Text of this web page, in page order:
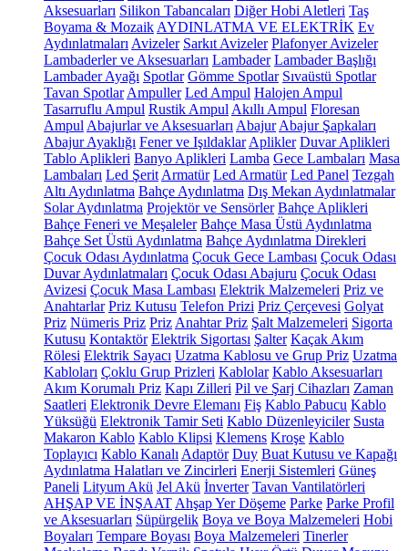
Aksesuarları Silikon Tabancaları Diğer Hobi Aletleri Taş
Boyama & Mozaik AYDINLATMA VE ELEKTRİK Ev
Aydınlatmaları Avizeler Sarkıt Avizeler Plafonyer Avizeler
Lambaderler ve Aksesuarları Lambader Lambader Başlığı
Lambader Ayağı Spotlar Gömme Spotlar Sıvaüstü Spotlar
Tavan Spotlar Ampuller Led Ampul Halojen Ampul
Tasarruflu Ampul Rustik Ampul Akıllı Ampul Floresan
Ampul Abajurlar ve Aksesuarları Abajur Abajur Şapkaları
Abajur Ayaklığı Fener ve Işıldaklar Aplikler Duvar Aplikleri
Tablo Aplikleri Banyo Aplikleri Lamba Gece Lambaları Masa
Lambaları Led Şerit Armatür Led Armatür Led Panel Tezgah
Altı Aydınlatma Bahçe Aydınlatma Dış Mekan Aydınlatmalar
Solar Aydınlatma Projektör ve Sensörler Bahçe Aplikleri
Bahçe Feneri ve Meşaleler Bahçe Masa Üstü Aydınlatma
Bahçe Set Üstü Aydınlatma Bahçe Aydınlatma Direkleri
Çocuk Odası Aydınlatma Çocuk Gece Lambası Çocuk Odası
Duvar Aydınlatmaları Çocuk Odası Abajuru Çocuk Odası
Avizesi Çocuk Masa Lambası Elektrik Malzemeleri Priz ve
Anahtarlar Priz Kutusu Telefon Prizi Priz Çerçevesi Golyat
Priz Nümeris Priz Priz Anahtar Priz Şalt Malzemeleri Sigorta
Kutusu Kontaktör Elektrik Sigortası Şalter Kaçak Akım
Rölesi Elektrik Sayacı Uzatma Kablosu ve Grup Priz Uzatma
Kabloları Çoklu Grup Prizleri Kablolar Kablo Aksesuarları
Akım Korumalı Priz Kapı Zilleri Pil ve Şarj Cihazları Zaman
Saatleri Elektronik Devre Elemanı Fiş Kablo Pabucu Kablo
Yüksüğü Elektronik Tamir Seti Kablo Düzenleyiciler Susta
Makaron Kablo Kablo Klipsi Klemens Kroşe Kablo
Toplayıcı Kablo Kanalı Adaptör Duy Buat Kutusu ve Kapağı
Aydınlatma Halatları ve Zincirleri Enerji Sistemleri Güneş
Paneli Lityum Akü Jel Akü İnverter Tavan Vantilatörleri
AHŞAP VE İNŞAAT Ahşap Yer Döşeme Parke Parke Profil
ve Aksesuarları Süpürgelik Boya ve Boya Malzemeleri Hobi
Boyaları Tempare Boyası Boya Malzemeleri Tinerler